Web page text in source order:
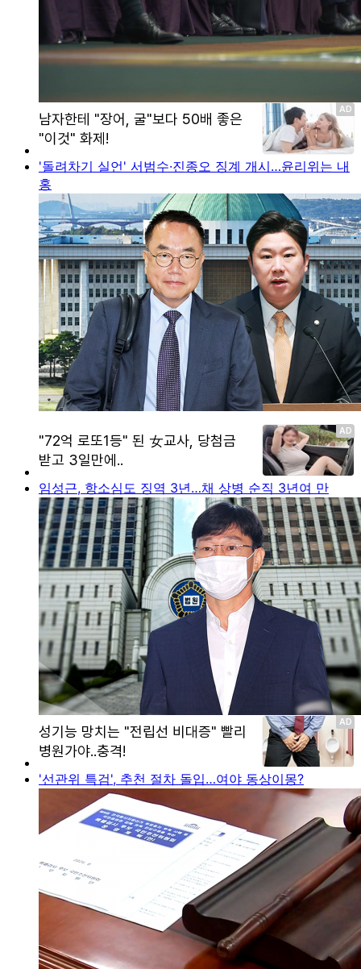
'돌려차기 실언' 서범수·진종오 징계 개시…윤리위는 내
홍
임성근, 항소심도 징역 3년…채 상병 순직 3년여 만
'선관위 특검', 추천 절차 돌입…여야 동상이몽?